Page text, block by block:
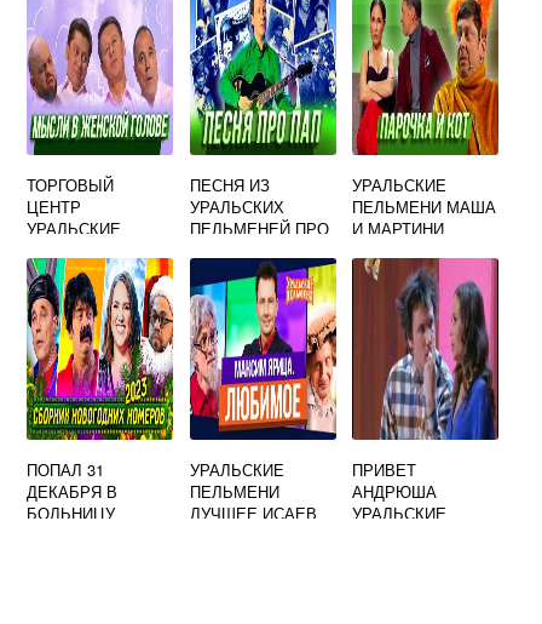
ТОРГОВЫЙ
ЦЕНТР
УРАЛЬСКИЕ
ПЕСНЯ ИЗ
УРАЛЬСКИХ
ПЕЛЬМЕНЕЙ ПРО
УРАЛЬСКИЕ
ПЕЛЬМЕНИ МАША
И МАРТИНИ
ПОПАЛ 31
ДЕКАБРЯ В
БОЛЬНИЦУ
УРАЛЬСКИЕ
ПЕЛЬМЕНИ
ЛУЧШЕЕ ИСАЕВ
ПРИВЕТ
АНДРЮША
УРАЛЬСКИЕ